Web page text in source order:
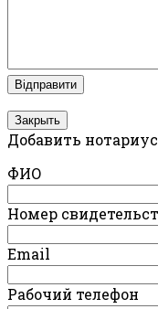
Закрыть
Добавить нотариус
ФИО
Номер
Email
Рабочий телефон